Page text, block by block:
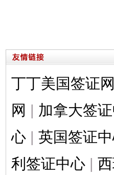
丁丁美国签证网
网 | 加拿大签
心 | 英国签证
利签证中心 |